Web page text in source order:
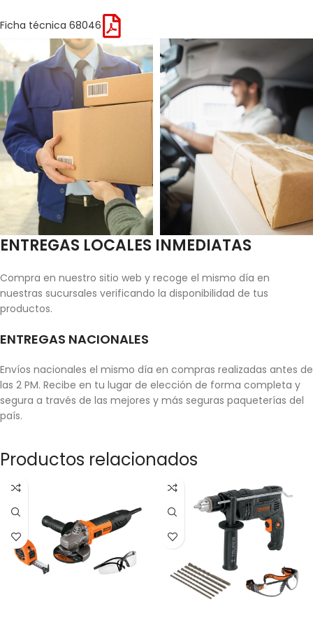
Ficha técnica 68046
ENTREGAS LOCALES INMEDIATAS
Compra en nuestro sitio web y recoge el mismo día en
nuestras sucursales verificando la disponibilidad de tus
productos.
ENTREGAS NACIONALES
Envíos nacionales el mismo día en compras realizadas antes de
las 2 PM. Recibe en tu lugar de elección de forma completa y
segura a través de las mejores y más seguras paqueterías del
país.
Productos relacionados